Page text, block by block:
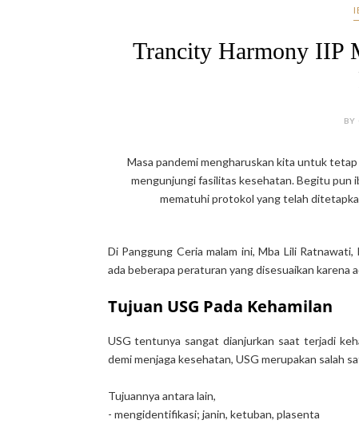
Trancity Harmony IIP
BY
Masa pandemi mengharuskan kita untuk
mengunjungi fasilitas kesehatan. Begitu pun
mematuhi protokol yang telah
Di Panggung Ceria malam ini, Mba Lili
ada beberapa peraturan yang disesuaikan karena
Tujuan USG Pada Kehamilan
USG tentunya sangat dianjurkan saat terjadi
demi menjaga kesehatan, USG merupakan salah
Tujuannya antara lain,
- mengidentifikasi; janin, ketuban, plasenta